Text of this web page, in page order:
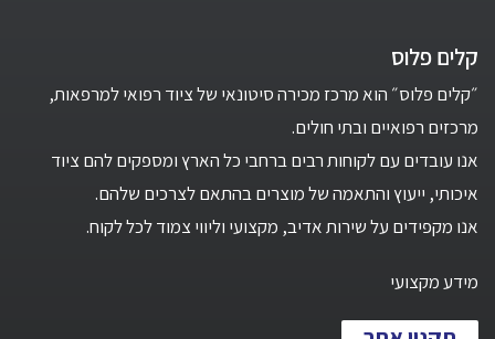
קלים פלוס
״קלים פלוס״ הוא מרכז מכירה סיטונאי של ציוד רפואי למרפאות,
מרכזים רפואיים ובתי חולים.
אנו עובדים עם לקוחות רבים ברחבי כל הארץ ומספקים להם ציוד
איכותי, ייעוץ והתאמה של מוצרים בהתאם לצרכים שלהם.
אנו מקפידים על שירות אדיב, מקצועי וליווי צמוד לכל לקוח.
מידע מקצועי